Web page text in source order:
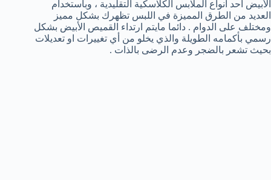
الأبيض أحد أنواع الملابس الكلاسكية التقليدية ، وباستخدام
العديد من الطرق المميزة في اللبس تظهرك بشكل مميز
ومختلف على الدوام . دائما مايتم ارتداء القميص الأبيض بشكل
رسمي بأكمامه الطويلة والذي يخلو من أي تغييرات او تعديلات
بحيث تشعر بالضجر وعدم الرضى بالذات .